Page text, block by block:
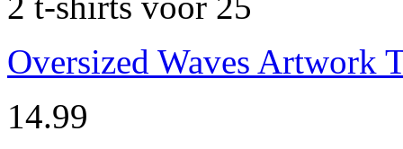
Oversized Waves Artwork
14.99